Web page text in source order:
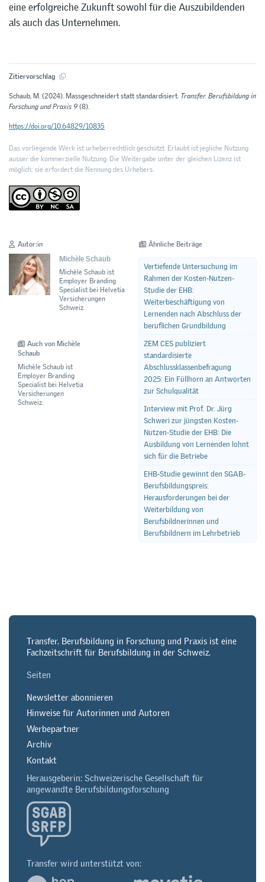
eine erfolgreiche Zukunft sowohl für die Auszubildenden
als auch das Unternehmen.
Zitiervorschlag
Schaub, M. (2024). Massgeschneidert statt standardisiert. Transfer. Berufsbildung in
Forschung und Praxis 9(8).
https://doi.org/10.64829/10835
Das vorliegende Werk ist urheberrechtlich geschützt. Erlaubt ist jegliche Nutzung
ausser die kommerzielle Nutzung. Die Weitergabe unter der gleichen Lizenz ist
möglich; sie erfordert die Nennung des Urhebers.
Autor:in
Michèle Schaub
Michèle Schaub ist
Employer Branding
Specialist bei Helvetia
Versicherungen
Schweiz.
Auch von Michèle
Schaub
Michèle Schaub ist
Employer Branding
Specialist bei Helvetia
Versicherungen
Schweiz.
Ähnliche Beiträge
Vertiefende Untersuchung im
Rahmen der Kosten-Nutzen-
Studie der EHB:
Weiterbeschäftigung von
Lernenden nach Abschluss der
beruflichen Grundbildung
ZEM CES publiziert
standardisierte
Abschlussklassenbefragung
2025: Ein Füllhorn an Antworten
zur Schulqualität
Interview mit Prof. Dr. Jürg
Schweri zur jüngsten Kosten-
Nutzen-Studie der EHB: Die
Ausbildung von Lernenden lohnt
sich für die Betriebe
EHB-Studie gewinnt den SGAB-
Berufsbildungspreis:
Herausforderungen bei der
Weiterbildung von
Berufsbildnerinnen und
Berufsbildnern im Lehrbetrieb
Transfer. Berufsbildung in Forschung und Praxis ist eine
Fachzeitschrift für Berufsbildung in der Schweiz.
Seiten
Newsletter abonnieren
Hinweise für Autorinnen und Autoren
Werbepartner
Archiv
Kontakt
Herausgeberin: Schweizerische Gesellschaft für
angewandte Berufsbildungsforschung
Transfer wird unterstützt von: